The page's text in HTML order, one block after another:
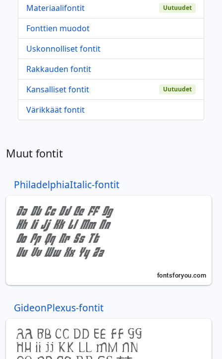
Materiaalifontit
Uutuudet
Fonttien muodot
Uskonnolliset fontit
Rakkauden fontit
Kansalliset fontit
Uutuudet
Värikkäät fontit
Muut fontit
PhiladelphiaItalic-fontit
GideonPlexus-fontit